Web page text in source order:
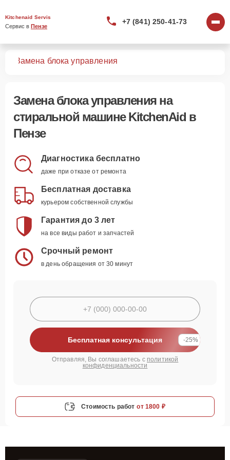
Kitchenaid Servis
Сервис в Пензе
+7 (841) 250-41-73
Замена блока управления
Замена блока управленияна
стиральной машине KitchenAid в
Пензе
Диагностика бесплатно
даже при отказе от ремонта
Бесплатная доставка
курьером собственной службы
Гарантия до 3 лет
на все виды работ и запчастей
Срочный ремонт
в день обращения от 30 минут
Бесплатная консультация -25%
Отправляя, Вы соглашаетесь с политикой
конфиденциальности
Стоимость работ от 1800 ₽